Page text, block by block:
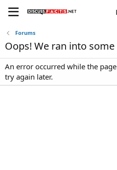
Forums
Oops! We ran into
An error occurred while the
try again later.